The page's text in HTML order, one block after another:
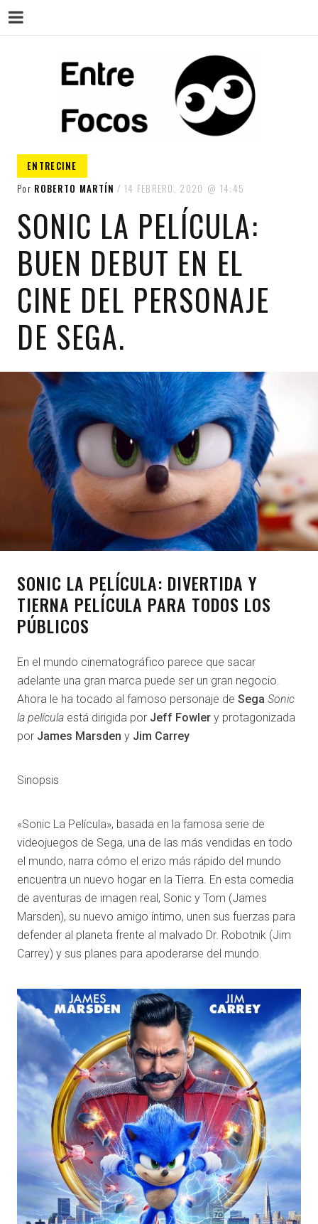
ENTRECINE
Por ROBERTO MARTÍN 14 FEBRERO, 2020 14:45
SONIC LA PELÍCULA:
BUEN DEBUT EN EL
CINE DEL PERSONAJE
DE SEGA.
SONIC LA PELÍCULA: DIVERTIDA Y
TIERNA PELÍCULA PARA TODOS LOS
PÚBLICOS
En el mundo cinematográfico parece que sacar
adelante una gran marca puede ser un gran negocio.
Ahora le ha tocado al famoso personaje de Sega Sonic
la película está dirigida por Jeff Fowler y protagonizada
por James Marsden y Jim Carrey
Sinopsis
«Sonic La Película», basada en la famosa serie de
videojuegos de Sega, una de las más vendidas en todo
el mundo, narra cómo el erizo más rápido del mundo
encuentra un nuevo hogar en la Tierra. En esta comedia
de aventuras de imagen real, Sonic y Tom (James
Marsden), su nuevo amigo íntimo, unen sus fuerzas para
defender al planeta frente al malvado Dr. Robotnik (Jim
Carrey) y sus planes para apoderarse del mundo.